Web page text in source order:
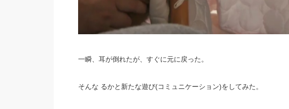
一瞬、耳が倒れたが、すぐに元に戻った。
そんな るかと新たな遊び(コミュニケーション)をしてみた。